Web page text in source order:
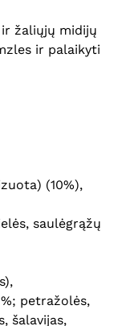
žaliųjų midijų
ir palaikyti
(10%),
saulėgrąžų
petražolės,
šalavijas,